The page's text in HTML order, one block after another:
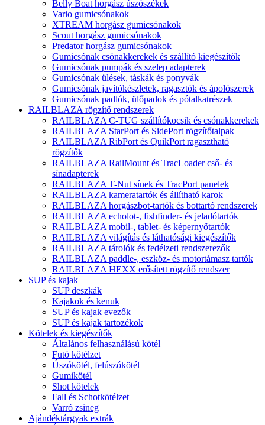
Belly Boat horgász úszószékek
Vario gumicsónakok
XTREAM horgász gumicsónakok
Scout horgász gumicsónakok
Predator horgász gumicsónakok
Gumicsónak csónakkerekek és szállító kiegészítők
Gumicsónak pumpák és szelep adapterek
Gumicsónak ülések, táskák és ponyvák
Gumicsónak javítókészletek, ragasztók és ápolószerek
Gumicsónak padlók, ülőpadok és pótalkatrészek
RAILBLAZA rögzítő rendszerek
RAILBLAZA C-TUG szállítókocsik és csónakkerekek
RAILBLAZA StarPort és SidePort rögzítőtalpak
RAILBLAZA RibPort és QuikPort ragasztható
rögzítők
RAILBLAZA RailMount és TracLoader cső- és
sínadapterek
RAILBLAZA T-Nut sínek és TracPort panelek
RAILBLAZA kameratartók és állítható karok
RAILBLAZA horgászbot-tartók és bottartó rendszerek
RAILBLAZA echolot-, fishfinder- és jeladótartók
RAILBLAZA mobil-, tablet- és képernyőtartók
RAILBLAZA világítás és láthatósági kiegészítők
RAILBLAZA tárolók és fedélzeti rendszerezők
RAILBLAZA paddle-, eszköz- és motortámasz tartók
RAILBLAZA HEXX erősített rögzítő rendszer
SUP és kajak
SUP deszkák
Kajakok és kenuk
SUP és kajak evezők
SUP és kajak tartozékok
Kötelek és kiegészítők
Általános felhasználású kötél
Futó kötélzet
Úszókötél, felúszókötél
Gumikötél
Shot kötelek
Fall és Schotkötélzet
Varró zsineg
Ajándéktárgyak extrák